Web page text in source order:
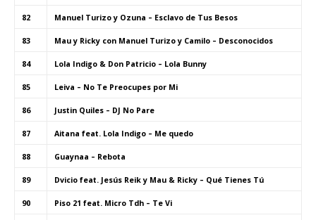
82 Manuel Turizo y Ozuna – Esclavo de Tus Besos
83 Mau y Ricky con Manuel Turizo y Camilo – Desconocidos
84 Lola Indigo & Don Patricio – Lola Bunny
85 Leiva – No Te Preocupes por Mi
86 Justin Quiles – DJ No Pare
87 Aitana feat. Lola Indigo – Me quedo
88 Guaynaa – Rebota
89 Dvicio feat. Jesús Reik y Mau & Ricky – Qué Tienes Tú
90 Piso 21 feat. Micro Tdh – Te Vi